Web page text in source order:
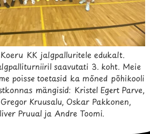
KK jalgpalluritele edukalt.
saavutati 3. koht. Meie
poisse toetasid ka mõned põhikooli
mängisid: Kristel Egert Parve,
Kruusalu, Oskar Pakkonen,
Pruual ja Andre Toomi.